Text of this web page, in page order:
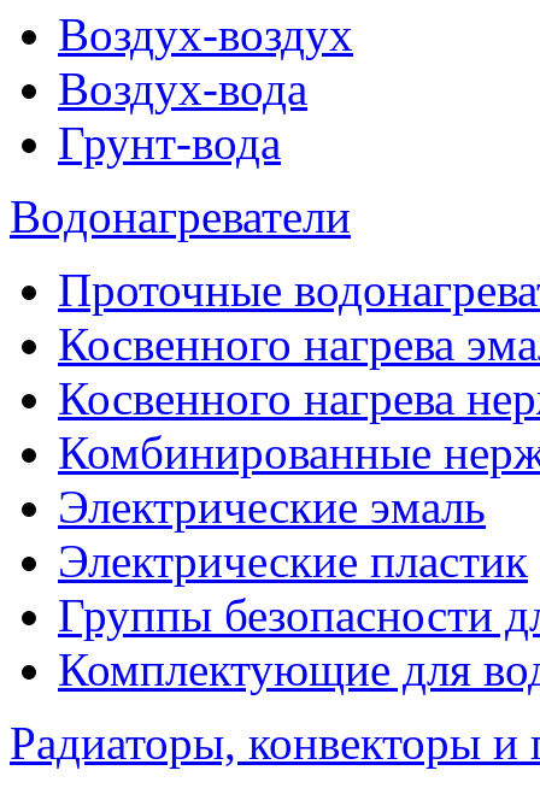
Воздух-воздух
Воздух-вода
Грунт-вода
Водонагреватели
Проточные
Косвенного нагрева
Косвенного нагрева
Комбинированные
Электрические эмаль
Электрические пластик
Группы безопасности
Комплектующие для
Радиаторы, конвекторы и